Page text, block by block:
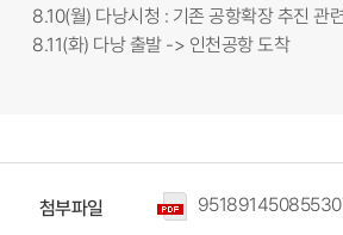
8.10(월) 다낭시청 : 기존 공항확장 추진 관
8.11(화) 다낭 출발 -> 인천공항 도착
첨부파일